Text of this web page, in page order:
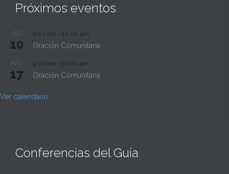
Próximos eventos
AGO
10
9:00 pm - 10:00 pm
Oración Comunitaria
AGO
17
9:00 pm - 10:00 pm
Oración Comunitaria
Ver calendario
Conferencias del Guía